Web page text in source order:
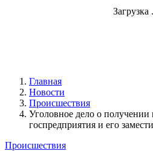
Загрузка
Главная
Новости
Происшествия
Уголовное дело о получении
госпредприятия и его
Происшествия